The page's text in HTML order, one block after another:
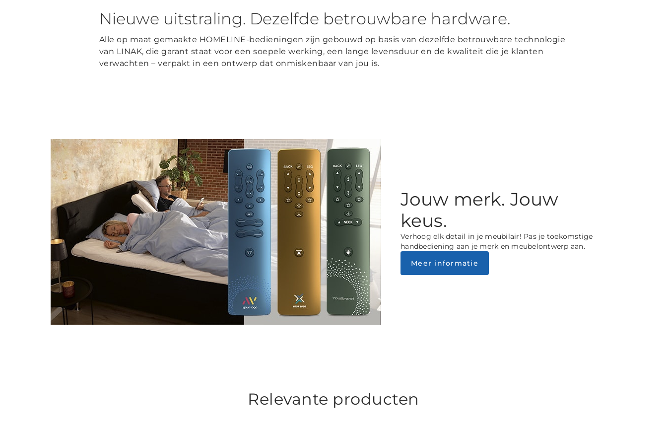
Nieuwe uitstraling. Dezelfde betrouwbare hardware.
Alle op maat gemaakte HOMELINE-bedieningen zijn gebouwd op basis van dezelfde betrouwbare technologie
van LINAK, die garant staat voor een soepele werking, een lange levensduur en de kwaliteit die je klanten
verwachten – verpakt in een ontwerp dat onmiskenbaar van jou is.
Jouw merk. Jouw
keus.
Verhoog elk detail in je meubilair! Pas je toekomstige
handbediening aan je merk en meubelontwerp aan.
Meer informatie
Relevante producten